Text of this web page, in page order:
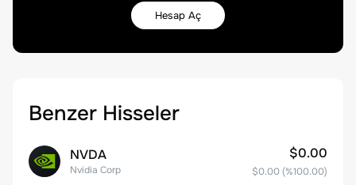
Hesap Aç
Benzer Hisseler
NVDA
Nvidia Corp
$0.00
$0.00 (%100.00)